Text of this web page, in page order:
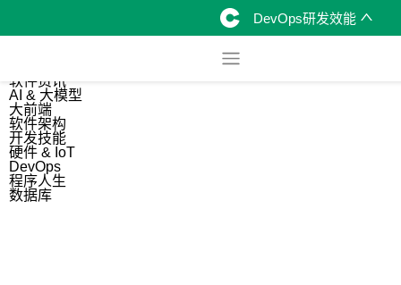
DevOps研发效能
软件资讯
AI & 大模型
大前端
软件架构
开发技能
硬件 & IoT
DevOps
程序人生
数据库